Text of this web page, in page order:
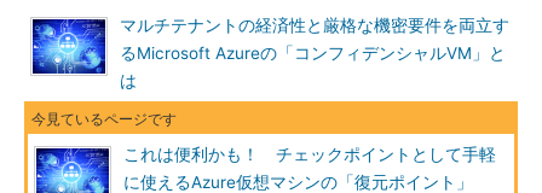
マルチテナントの経済性と厳格な機密要件を両立す
るMicrosoft Azureの「コンフィデンシャルVM」と
は
これは便利かも！ チェックポイントとして手軽
に使えるAzure仮想マシンの「復元ポイント」